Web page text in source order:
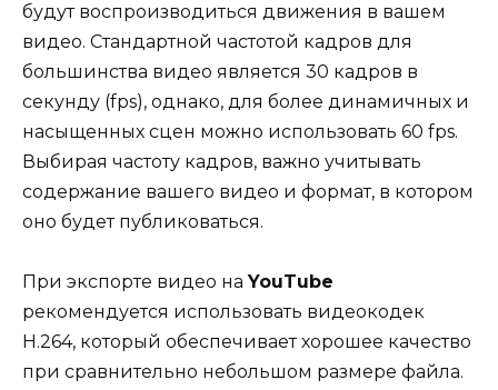
будут воспроизводиться движения в вашем
видео. Стандартной частотой кадров для
большинства видео является 30 кадров в
секунду (fps), однако, для более динамичных и
насыщенных сцен можно использовать 60 fps.
Выбирая частоту кадров, важно учитывать
содержание вашего видео и формат, в котором
оно будет публиковаться.
При экспорте видео наYouTube
рекомендуется использовать видеокодек
H.264, который обеспечивает хорошее качество
при сравнительно небольшом размере файла.